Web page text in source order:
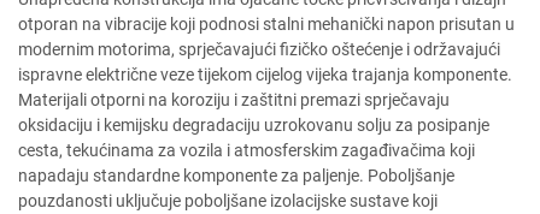
otporan na vibracije koji podnosi stalni mehanički napon prisutan u
modernim motorima, sprječavajući fizičko oštećenje i održavajući
ispravne električne veze tijekom cijelog vijeka trajanja komponente.
Materijali otporni na koroziju i zaštitni premazi sprječavaju
oksidaciju i kemijsku degradaciju uzrokovanu solju za posipanje
cesta, tekućinama za vozila i atmosferskim zagađivačima koji
napadaju standardne komponente za paljenje. Poboljšanje
pouzdanosti uključuje poboljšane izolacijske sustave koji